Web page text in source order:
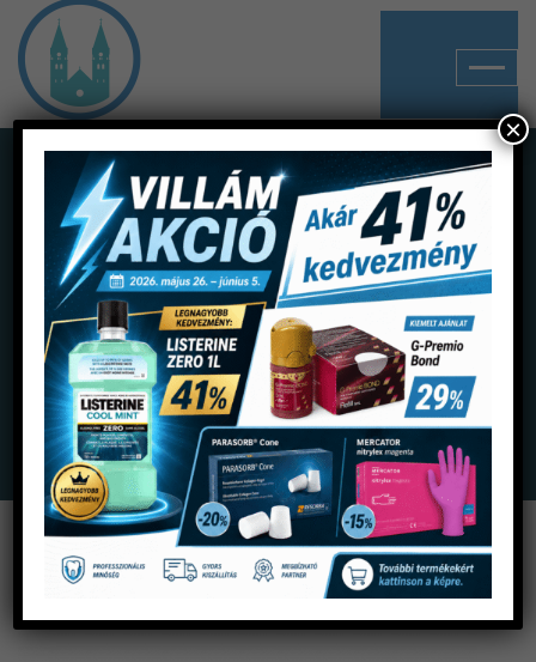
Shop
Home Termékek
Prevenció
Curaprox termékek
Curasept ADS Szájvíz
×